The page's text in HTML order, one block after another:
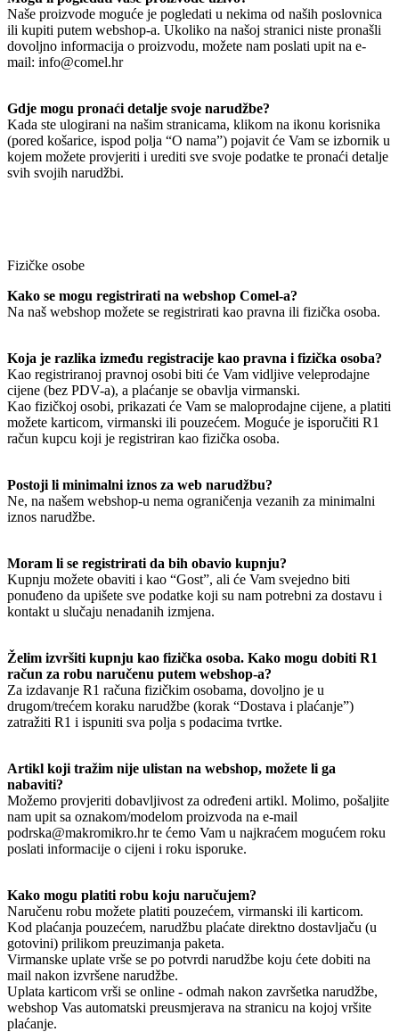
Naše proizvode moguće je pogledati u nekima od naših poslovnica
ili kupiti putem webshop-a. Ukoliko na našoj stranici niste pronašli
dovoljno informacija o proizvodu, možete nam poslati upit na e-
mail: info@comel.hr
Gdje mogu pronaći detalje svoje narudžbe?
Kada ste ulogirani na našim stranicama, klikom na ikonu korisnika
(pored košarice, ispod polja “O nama”) pojavit će Vam se izbornik u
kojem možete provjeriti i urediti sve svoje podatke te pronaći detalje
svih svojih narudžbi.
Fizičke osobe
Kako se mogu registrirati na webshop Comel-a?
Na naš webshop možete se registrirati kao pravna ili fizička osoba.
Koja je razlika između registracije kao pravna i fizička osoba?
Kao registriranoj pravnoj osobi biti će Vam vidljive veleprodajne
cijene (bez PDV-a), a plaćanje se obavlja virmanski.
Kao fizičkoj osobi, prikazati će Vam se maloprodajne cijene, a platiti
možete karticom, virmanski ili pouzećem. Moguće je isporučiti R1
račun kupcu koji je registriran kao fizička osoba.
Postoji li minimalni iznos za web narudžbu?
Ne, na našem webshop-u nema ograničenja vezanih za minimalni
iznos narudžbe.
Moram li se registrirati da bih obavio kupnju?
Kupnju možete obaviti i kao “Gost”, ali će Vam svejedno biti
ponuđeno da upišete sve podatke koji su nam potrebni za dostavu i
kontakt u slučaju nenadanih izmjena.
Želim izvršiti kupnju kao fizička osoba. Kako mogu dobiti R1
račun za robu naručenu putem webshop-a?
Za izdavanje R1 računa fizičkim osobama, dovoljno je u
drugom/trećem koraku narudžbe (korak “Dostava i plaćanje”)
zatražiti R1 i ispuniti sva polja s podacima tvrtke.
Artikl koji tražim nije ulistan na webshop, možete li ga
nabaviti?
Možemo provjeriti dobavljivost za određeni artikl. Molimo, pošaljite
nam upit sa oznakom/modelom proizvoda na e-mail
podrska@makromikro.hr te ćemo Vam u najkraćem mogućem roku
poslati informacije o cijeni i roku isporuke.
Kako mogu platiti robu koju naručujem?
Naručenu robu možete platiti pouzećem, virmanski ili karticom.
Kod plaćanja pouzećem, narudžbu plaćate direktno dostavljaču (u
gotovini) prilikom preuzimanja paketa.
Virmanske uplate vrše se po potvrdi narudžbe koju ćete dobiti na
mail nakon izvršene narudžbe.
Uplata karticom vrši se online - odmah nakon završetka narudžbe,
webshop Vas automatski preusmjerava na stranicu na kojoj vršite
plaćanje.